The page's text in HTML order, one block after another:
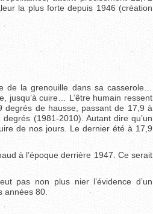
la plus forte depuis 1946 (création
la grenouille dans sa casserole…
jusqu’à cuire… L’être humain ressent
degrés de hausse, passant de 17,9 à
(1981-2010). Autant dire qu’un
de nos jours. Le dernier été à 17,9
à l’époque derrière 1947. Ce serait
pas non plus nier l’évidence d’un
années 80.